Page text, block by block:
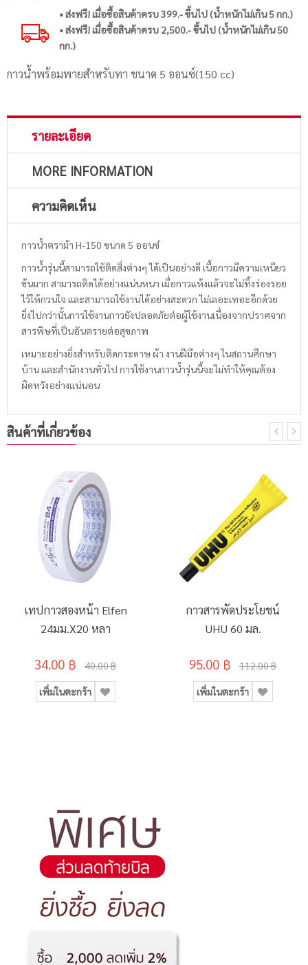
• ส่งฟรี! เมื่อซื้อสินค้าครบ 399.- ขึ้นไป (น้ำหนักไม่เกิน 5 กก.)
• ส่งฟรี! เมื่อซื้อสินค้าครบ 2,500.- ขึ้นไป (น้ำหนักไม่เกิน 50
กก.)
กาวน้ำพร้อมพายสำหรับทา ขนาด 5 ออนซ์(150 cc)
รายละเอียด
MORE INFORMATION
ความคิดเห็น
กาวน้ำตราม้า H-150 ขนาด 5 ออนซ์
กาวน้ำรุ่นนี้สามารถใช้ติดสิ่งต่างๆ ได้เป็นอย่างดี เนื้อกาวมีความเหนียว
ข้นมาก สามารถติดได้อย่างแน่นหนา เมื่อกาวแห้งแล้วจะไม่ทิ้งร่องรอย
ไว้ให้กวนใจ และสามารถใช้งานได้อย่างสะดวก ไม่เลอะเทอะอีกด้วย
ยิ่งไปกว่านั้นการใช้งานกาวยังปลอดภัยต่อผู้ใช้งานเนื่องจากปราศจาก
สารพิษที่เป็นอันตรายต่อสุขภาพ
เหมาะอย่างยิ่งสำหรับติดกระดาษ ผ้า งานฝีมือต่างๆ ในสถานศึกษา
บ้าน และสำนักงานทั่วไป การใช้งานกาวน้ำรุ่นนี้จะไม่ทำให้คุณต้อง
ผิดหวังอย่างแน่นอน
สินค้าที่เกี่ยวข้อง
เทปกาวสองหน้า Elfen
24มม.x20 หลา
34.00 ฿ 40.00 ฿
เพิ่มในตะกร้า
กาวสารพัดประโยชน์
UHU 60 มล.
95.00 ฿ 112.00 ฿
เพิ่มในตะกร้า